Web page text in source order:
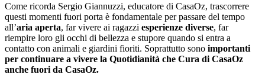
Come ricorda Sergio Giannuzzi, educatore di CasaOz, trascorrere
questi momenti fuori porta è fondamentale per passare del tempo
all’aria aperta, far vivere ai ragazzi esperienze diverse, far
riempire loro gli occhi di bellezza e stupore quando si entra a
contatto con animali e giardini fioriti. Soprattutto sono importanti
per continuare a vivere la Quotidianità che Cura di CasaOz
anche fuori da CasaOz.